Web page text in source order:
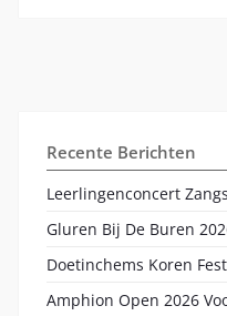
Recente Berichten
Leerlingenconcert
Gluren Bij De Buren
Doetinchems Koren
Amphion Open 2026